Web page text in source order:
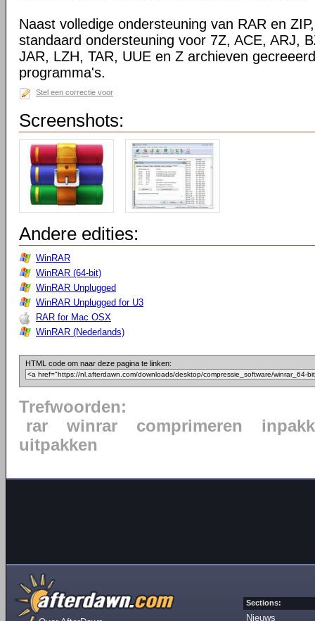
Naast volledige ondersteuning van RAR en
standaard ondersteuning voor 7Z, ACE, ARJ,
JAR, LZH, TAR, UUE en Z archieven
programma's.
Stel een correctie voor
Screenshots:
Andere edities:
WinRAR
WinRAR (64-bit)
WinRAR Unplugged
WinRAR Unplugged for U3
RAR for Mac OSX
WinRAR (Nederlands)
HTML code om naar deze pagina te linken:
Trefwoorden:
rar
winrar comprimeren
uitpakken
Sections:
Nieuws